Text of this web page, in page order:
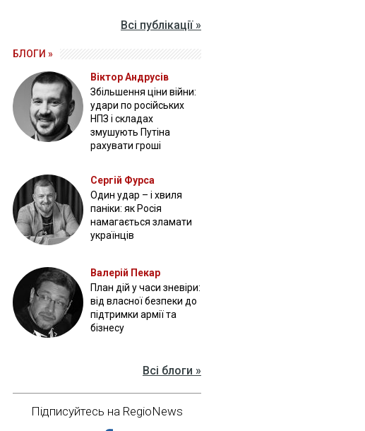
Всі публікації »
БЛОГИ »
Віктор Андрусів
Збільшення ціни війни:
удари по російських
НПЗ і складах
змушують Путіна
рахувати гроші
Сергій Фурса
Один удар – і хвиля
паніки: як Росія
намагається зламати
українців
Валерій Пекар
План дій у часи зневіри:
від власної безпеки до
підтримки армії та
бізнесу
Всі блоги »
Підписуйтесь на RegioNews